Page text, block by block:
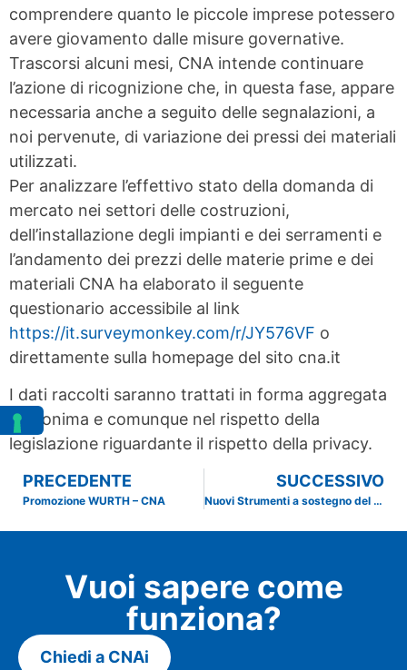
comprendere quanto le piccole imprese potessero
avere giovamento dalle misure governative.
Trascorsi alcuni mesi, CNA intende continuare
l’azione di ricognizione che, in questa fase, appare
necessaria anche a seguito delle segnalazioni, a
noi pervenute, di variazione dei pressi dei materiali
utilizzati.
Per analizzare l’effettivo stato della domanda di
mercato nei settori delle costruzioni,
dell’installazione degli impianti e dei serramenti e
l’andamento dei prezzi delle materie prime e dei
materiali CNA ha elaborato il seguente
questionario accessibile al link
https://it.surveymonkey.com/r/JY576VF o
direttamente sulla homepage del sito cna.it
I dati raccolti saranno trattati in forma aggregata
e anonima e comunque nel rispetto della
legislazione riguardante il rispetto della privacy.
PRECEDENTE
Promozione WURTH – CNA
SUCCESSIVO
Nuovi Strumenti a sostegno del Credito
Vuoi sapere come
funziona?
Chiedi a CNAi